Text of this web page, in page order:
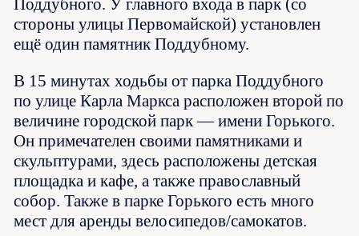
Поддубного. У главного входа в парк (со
стороны улицы Первомайской) установлен
ещё один памятник Поддубному.
В 15 минутах ходьбы от парка Поддубного
по улице Карла Маркса расположен второй по
величине городской парк — имени Горького.
Он примечателен своими памятниками и
скульптурами, здесь расположены детская
площадка и кафе, а также православный
собор. Также в парке Горького есть много
мест для аренды велосипедов/самокатов.